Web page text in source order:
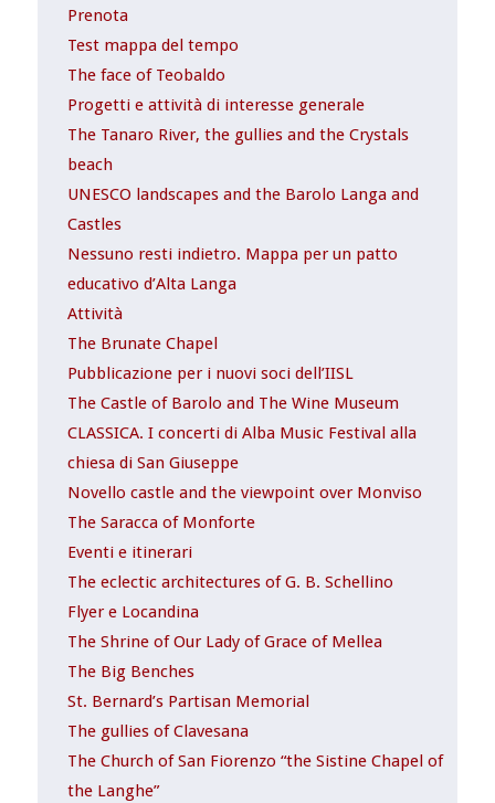
Prenota
Test mappa del tempo
The face of Teobaldo
Progetti e attività di interesse generale
The Tanaro River, the gullies and the Crystals
beach
UNESCO landscapes and the Barolo Langa and
Castles
Nessuno resti indietro. Mappa per un patto
educativo d’Alta Langa
Attività
The Brunate Chapel
Pubblicazione per i nuovi soci dell’IISL
The Castle of Barolo and The Wine Museum
CLASSICA. I concerti di Alba Music Festival alla
chiesa di San Giuseppe
Novello castle and the viewpoint over Monviso
The Saracca of Monforte
Eventi e itinerari
The eclectic architectures of G. B. Schellino
Flyer e Locandina
The Shrine of Our Lady of Grace of Mellea
The Big Benches
St. Bernard’s Partisan Memorial
The gullies of Clavesana
The Church of San Fiorenzo “the Sistine Chapel of
the Langhe”